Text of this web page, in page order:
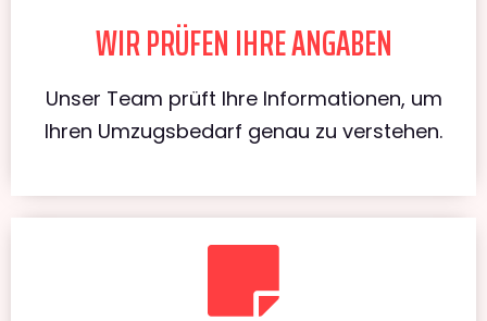
WIR PRÜFEN IHRE ANGABEN
Unser Team prüft Ihre Informationen, um
Ihren Umzugsbedarf genau zu verstehen.